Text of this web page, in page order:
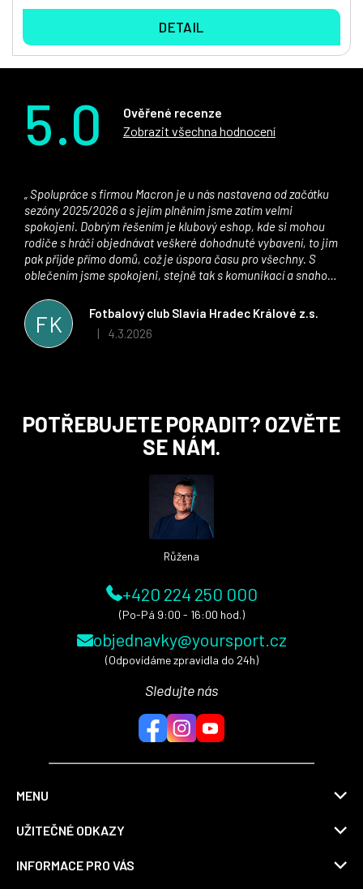
DETAIL
5.0
Ověřené recenze
Zobrazit všechna hodnocení
FK
Fotbalový club Slavia Hradec Králové z.s.
Hodnocení obchodu je 5 z 5 hvězdiček.
| 4.3.2026
sezóny 2025/2026 a s jejím plněním jsme zatím velmi
spokojeni. Dobrým řešením je klubový eshop, kde si mohou
rodiče s hráči objednávat veškeré dohodnuté vybavení, to jim
pak přijde přímo domů, což je úspora času pro všechny. S
oblečením jsme spokojeni, stejně tak s komunikací a snahou
stran. Věříme, že v tomto duchu bude spolupráce pokračovat
i nadále, nyní už začínáme řešit i první sady dresů ;)
POTŘEBUJETE PORADIT? OZVĚTE
SE NÁM.
Růžena
+420 224 250 000
(Po-Pá 9:00 - 16:00 hod.)
objednavky@yoursport.cz
(Odpovídáme zpravidla do 24h)
Sledujte nás
MENU
UŽITEČNÉ ODKAZY
INFORMACE PRO VÁS